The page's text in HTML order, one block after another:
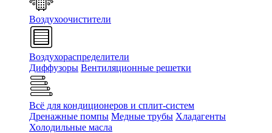
Воздухоочистители
Воздухораспределители
Диффузоры Вентиляционные решетки
Всё для кондиционеров и сплит-систем
Дренажные помпы Медные трубы Хладагенты
Холодильные масла